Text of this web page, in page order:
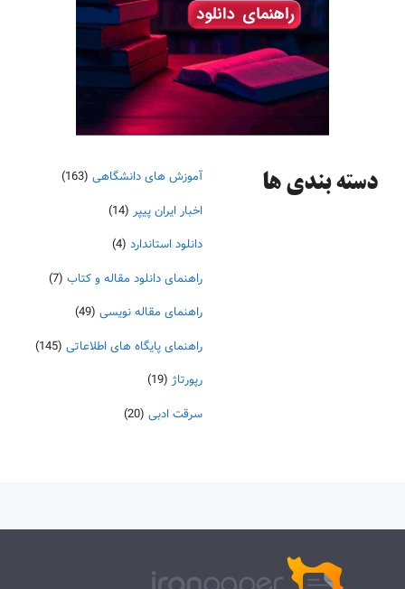
دسته‌ بندی ها آموزش های دانشگاهی (163)
اخبار ایران پیپر (14)
دانلود استاندارد (4)
راهنمای دانلود مقاله و کتاب (7)
راهنمای مقاله نویسی (49)
راهنمای پایگاه های اطلاعاتی (145)
رپورتاژ (19)
سرقت ادبی (20)